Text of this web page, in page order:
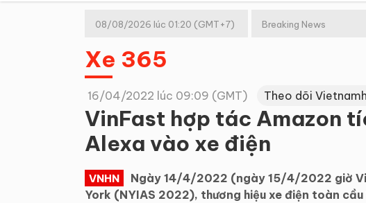
Kinh tế hội nhập
Doanh nghiệp
08/08/2026 lúc 01:20 (GMT+7) Breaking News
Xe 365
16/04/2022 lúc 09:09 (GMT) Theo dõi
VinFast hợp tác Amazon
Alexa vào xe điện
VNHN
Ngày 14/4/2022 (ngày 15/4/2022 giờ
York (NYIAS 2022), thương hiệu xe điện toàn